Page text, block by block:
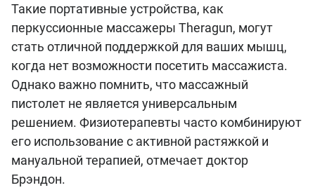
Такие портативные устройства, как
перкуссионные массажеры Theragun, могут
стать отличной поддержкой для ваших мышц,
когда нет возможности посетить массажиста.
Однако важно помнить, что массажный
пистолет не является универсальным
решением. Физиотерапевты часто комбинируют
его использование с активной растяжкой и
мануальной терапией, отмечает доктор
Брэндон.